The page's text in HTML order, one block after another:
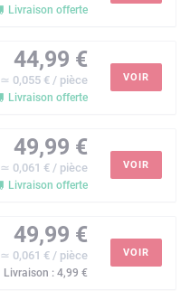
Livraison offerte
44,99 €
≃ 0,055 € / pièce
Livraison offerte
VOIR
49,99 €
≃ 0,061 € / pièce
Livraison offerte
VOIR
49,99 €
≃ 0,061 € / pièce
Livraison : 4,99 €
VOIR